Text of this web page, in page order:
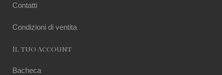
Contatti
Condizioni di ventita
Il tuo Account
Bacheca